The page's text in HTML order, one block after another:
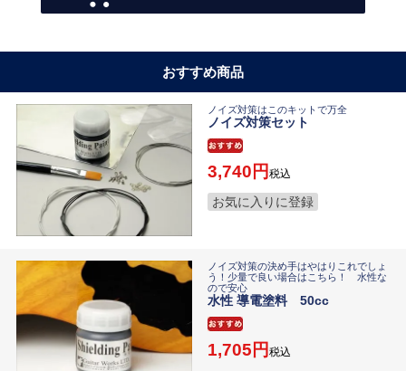
おすすめ商品
ノイズ対策はこのキットで万全
ノイズ対策セット
3,740 税込
お気に入りに登録
ノイズ対策の決め手はやはりこれでしょ
う！少量で良い場合はこちら！ 水性な
ので安心
水性 導電塗料 50cc
1,705 税込